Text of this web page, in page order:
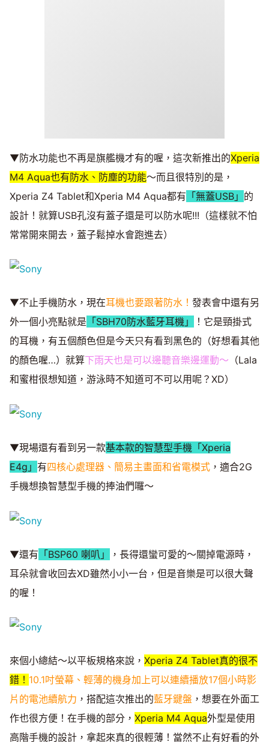
▼防水功能也不再是旗艦機才有的喔，這次新推出的Xperia
M4 Aqua也有防水、防塵的功能～而且很特別的是，
Xperia Z4 Tablet和Xperia M4 Aqua都有 「無蓋USB」 的
設計！就算USB孔沒有蓋子還是可以防水呢!!!（這樣就不怕
常常開來開去，蓋子鬆掉水會跑進去）
▼不止手機防水，現在耳機也要跟著防水！ 發表會中還有另
外一個小亮點就是 「SBH70防水藍牙耳機」
！它是頸掛式
的耳機，有五個顏色但是今天只有看到黑色的（好想看其他
的顏色喔…）就算下雨天也是可以邊聽音樂邊運動～ （Lala
和蜜柑很想知道，游泳時不知道可不可以用呢？XD）
▼現場還有看到另一款基本款的智慧型手機「Xperia
E4g」 有四核心處理器、簡易主畫面和省電模式 ，適合2G
手機想換智慧型手機的捧油們囉～
▼還有 「BSP60 喇叭」
，長得還蠻可愛的～關掉電源時，
耳朵就會收回去XD雖然小小一台，但是音樂是可以很大聲
的喔！
來個小總結～以平板規格來說， Xperia Z4 Tablet真的很不
錯！ 10.1吋螢幕、輕薄的機身加上可以連續播放17個小時影
片的電池續航力 ，搭配這次推出的藍牙鍵盤 ，想要在外面工
作也很方便！在手機的部分， Xperia M4 Aqua外型是使用
高階手機的設計，拿起來真的很輕薄！當然不止有好看的外